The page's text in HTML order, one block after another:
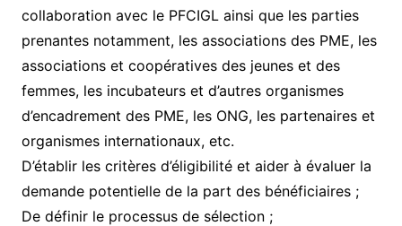
collaboration avec le PFCIGL ainsi que les parties
prenantes notamment, les associations des PME, les
associations et coopératives des jeunes et des
femmes, les incubateurs et d’autres organismes
d’encadrement des PME, les ONG, les partenaires et
organismes internationaux, etc.
D’établir les critères d’éligibilité et aider à évaluer la
demande potentielle de la part des bénéficiaires ;
De définir le processus de sélection ;